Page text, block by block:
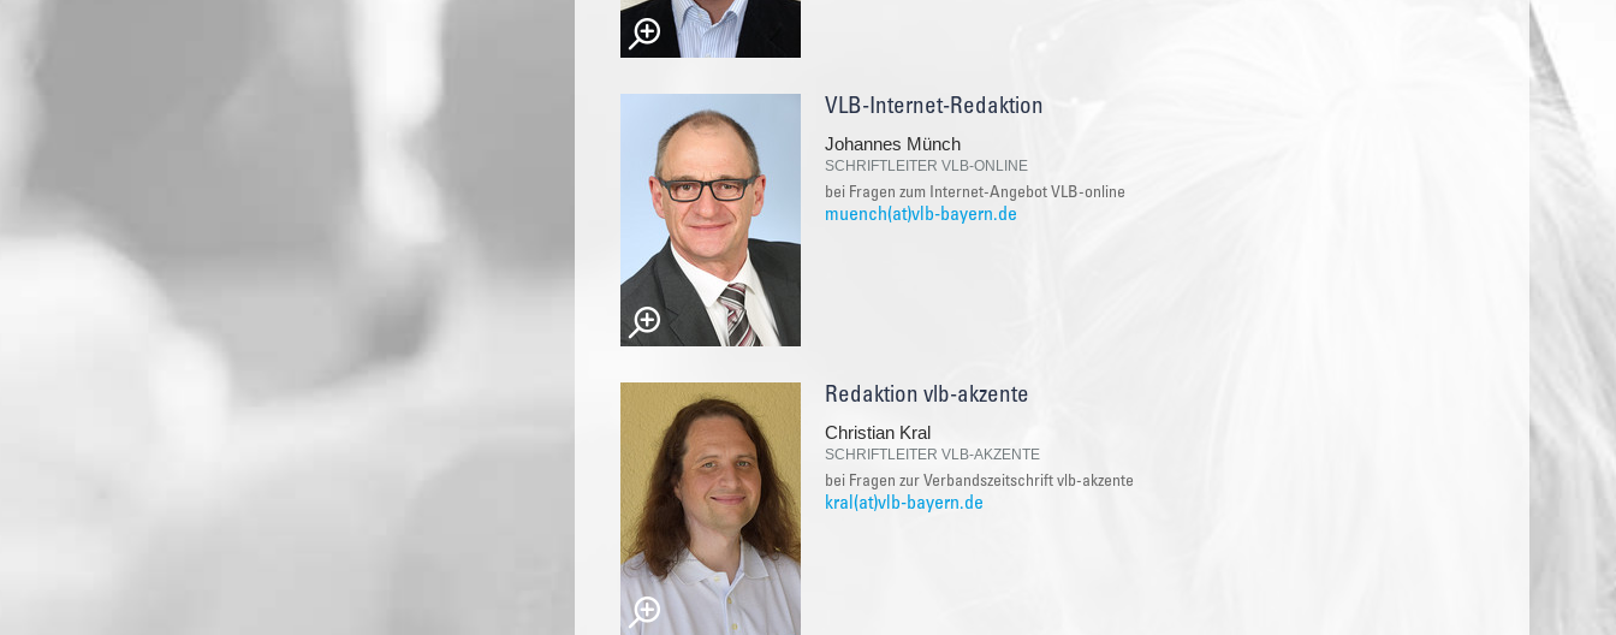
VLB-Internet-Redaktion
Johannes Münch
SCHRIFTLEITER VLB-ONLINE
bei Fragen zum Internet-Angebot VLB-online
muench(at)vlb-bayern.de
Redaktion vlb-akzente
Christian Kral
SCHRIFTLEITER VLB-AKZENTE
bei Fragen zur Verbandszeitschrift vlb-akzente
kral(at)vlb-bayern.de